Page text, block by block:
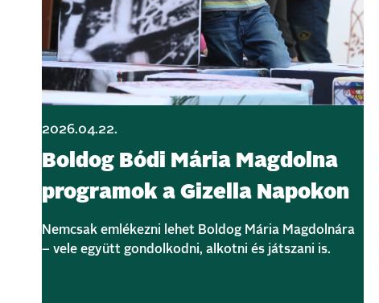
2026.04.22.
Boldog Bódi Mária Magdolna
programok a Gizella Napokon
Nemcsak emlékezni lehet Boldog Mária Magdolnára
– vele együtt gondolkodni, alkotni és játszani is.